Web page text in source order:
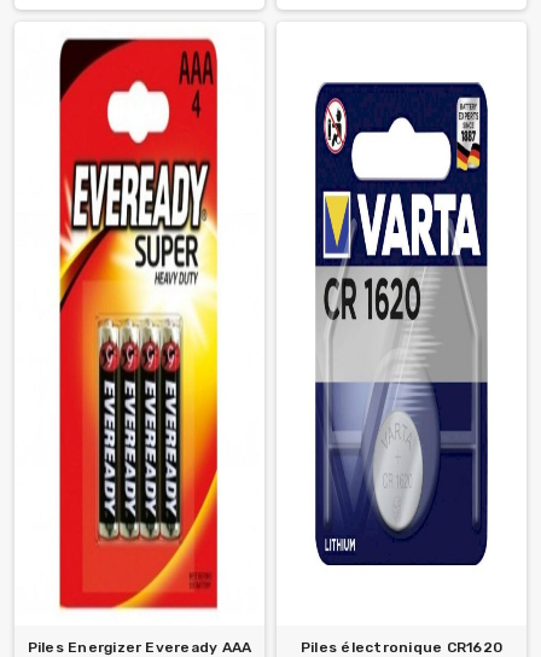
Piles Energizer Eveready AAA
Piles électronique CR1620